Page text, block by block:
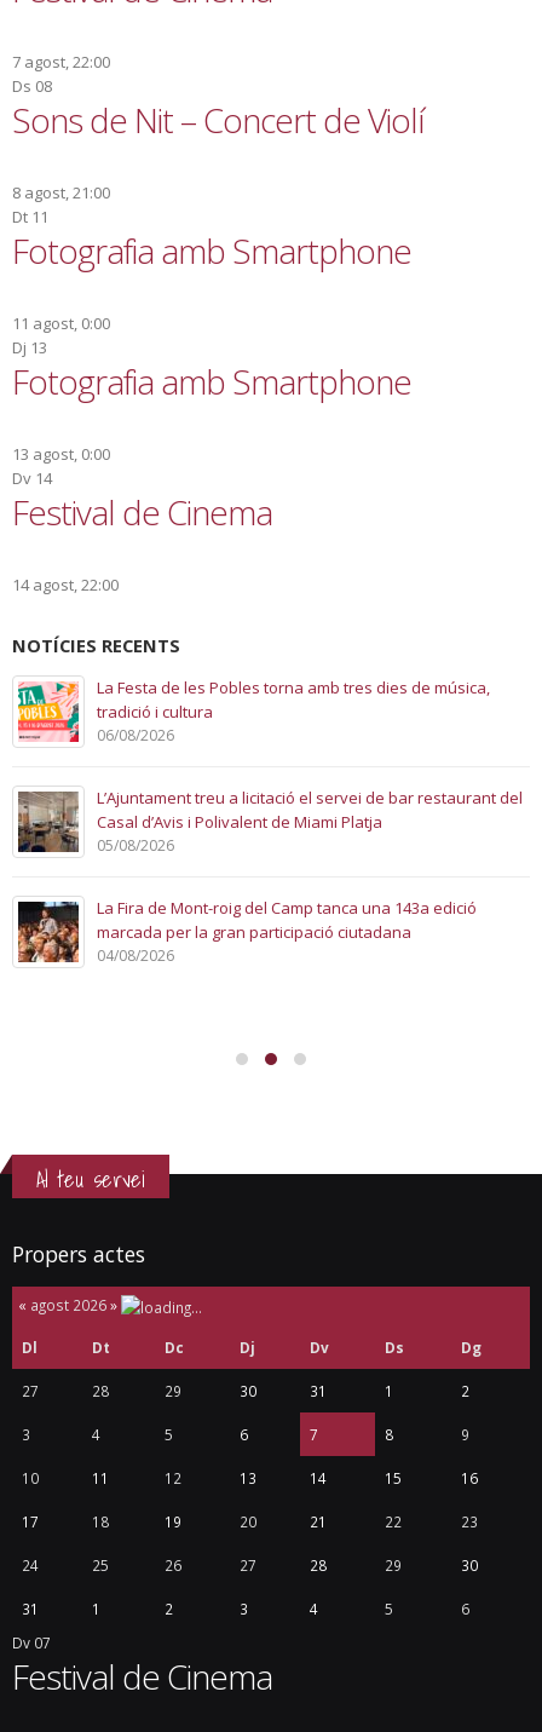
7 agost, 22:00
Ds 08
Sons de Nit – Concert de Violí
8 agost, 21:00
Dt 11
Fotografia amb Smartphone
11 agost, 0:00
Dj 13
Fotografia amb Smartphone
13 agost, 0:00
Dv 14
Festival de Cinema
14 agost, 22:00
NOTÍCIES RECENTS
La Festa de les Pobles torna amb tres dies de música,
tradició i cultura
06/08/2026
L’Ajuntament treu a licitació el servei de bar restaurant del
Casal d’Avis i Polivalent de Miami Platja
05/08/2026
La Fira de Mont-roig del Camp tanca una 143a edició
marcada per la gran participació ciutadana
04/08/2026
Al teu servei
Propers actes
« agost 2026»
Dl Dt Dc Dj Dv Ds Dg
27 28 29 30 31 1 2
3 4 5 6 7 8 9
10 11 12 13 14 15 16
17 18 19 20 21 22 23
24 25 26 27 28 29 30
31 1 2 3 4 5
6
Dv 07
Festival de Cinema